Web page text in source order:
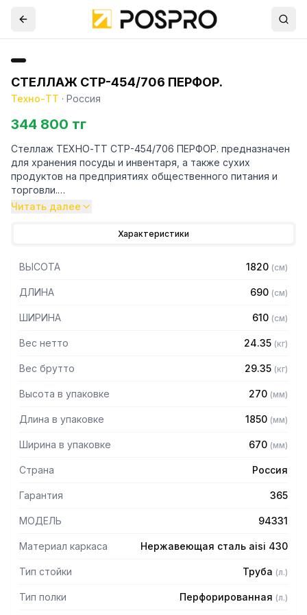
СТЕЛЛАЖ СТР-454/706 ПЕРФОР.
Техно-ТТ · Россия
344 800 тг
Стеллаж ТЕХНО-ТТ СТР-454/706 ПЕРФОР. предназначен
для хранения посуды и инвентаря, а также сухих
продуктов на предприятиях общественного питания и
торговли.
430 толщиной 1,2 мм
— Четыре перфорированные полки из нержавеющей
стали марки AISI 304 толщиной 0,8 мм
— Расстояние между полками регулируемое с шагом 120
— Регулируемые опоры
Читать далее
Характеристики
ВЫСОТА 1820 (см)
ДЛИНА 690 (см)
ШИРИНА 610 (см)
Вес нетто 24.35 (кг)
Вес брутто 29.35 (кг)
Высота в упаковке 270 (мм)
Длина в упаковке 1850 (мм)
Ширина в упаковке 670 (мм)
Страна Россия
Гарантия 365
МОДЕЛЬ 94331
Материал каркаса Нержавеющая сталь aisi 430
Тип стойки Труба (л.)
Тип полки Перфорированная (л.)